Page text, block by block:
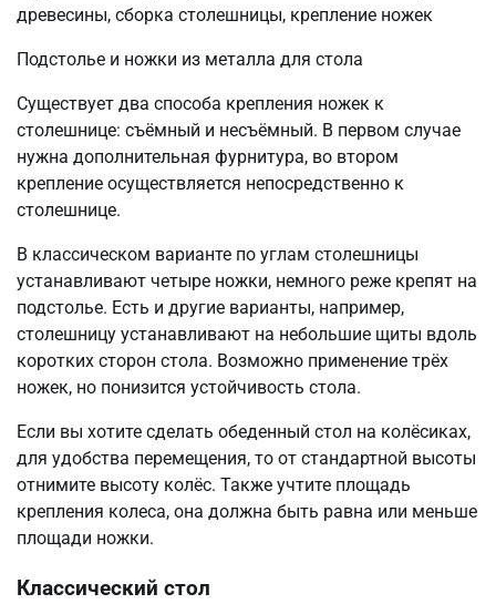
Подстолье и ножки из металла для стола
Существует два способа крепления ножек к
столешнице: съёмный и несъёмный. В первом случае
нужна дополнительная фурнитура, во втором
крепление осуществляется непосредственно к
столешнице.
В классическом варианте по углам столешницы
устанавливают четыре ножки, немного реже крепят на
подстолье. Есть и другие варианты, например,
столешницу устанавливают на небольшие щиты вдоль
коротких сторон стола. Возможно применение трёх
ножек, но понизится устойчивость стола.
Если вы хотите сделать обеденный стол на колёсиках,
для удобства перемещения, то от стандартной высоты
отнимите высоту колёс. Также учтите площадь
крепления колеса, она должна быть равна или меньше
площади ножки.
Классический стол